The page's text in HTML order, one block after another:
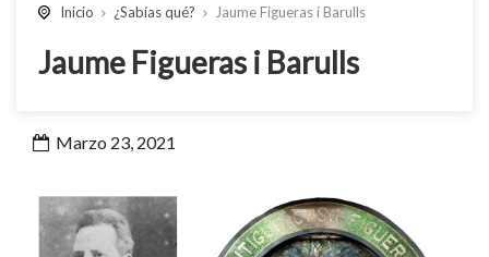
Inicio ¿Sabías qué? Jaume Figueras i Barulls
Jaume Figueras i Barulls
Marzo 23, 2021